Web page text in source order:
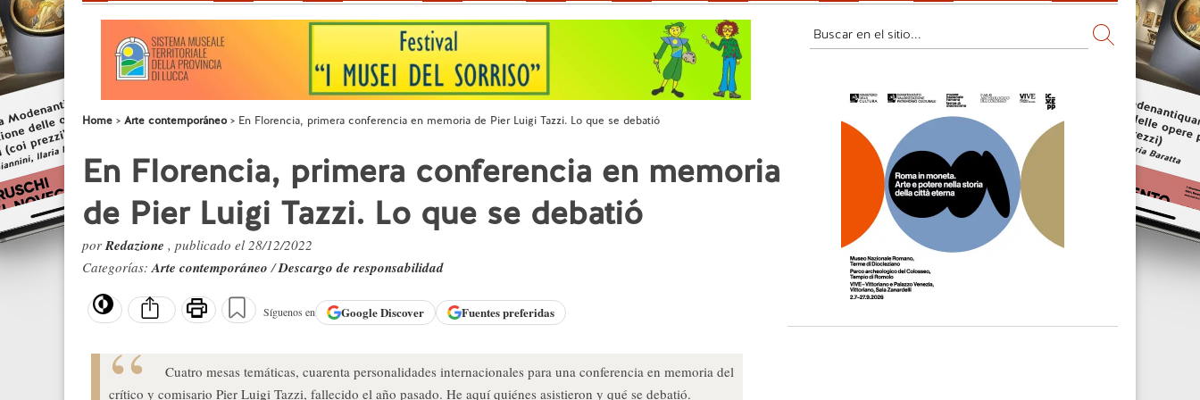
Home Arte contemporáneo En Florencia, primera conferencia en memoria de Pier Luigi Tazzi. Lo que se debatió
En Florencia, primera conferencia en memoria
de Pier Luigi Tazzi. Lo que se debatió
porRedazione , publicado el 28/12/2022
Categorías:Arte contemporáneo/Descargo de responsabilidad
Síguenos en GoogleDiscover Fuentes preferidas
Cuatro mesas temáticas, cuarenta personalidades internacionales para una conferencia en memoria del
crítico y comisario Pier Luigi Tazzi, fallecido el año pasado. He aquí quiénes asistieron y qué se debatió.